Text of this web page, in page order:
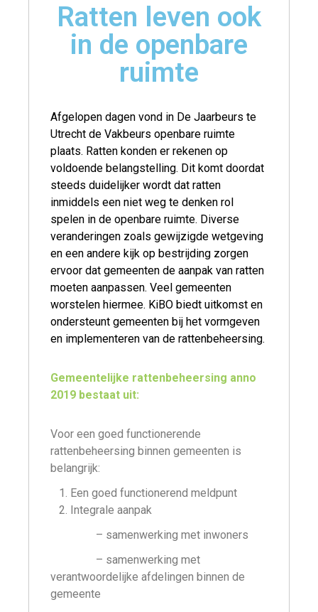
Ratten leven ook
in de openbare
ruimte
Afgelopen dagen vond in De Jaarbeurs te
Utrecht de Vakbeurs openbare ruimte
plaats. Ratten konden er rekenen op
voldoende belangstelling. Dit komt doordat
steeds duidelijker wordt dat ratten
inmiddels een niet weg te denken rol
spelen in de openbare ruimte. Diverse
veranderingen zoals gewijzigde wetgeving
en een andere kijk op bestrijding zorgen
ervoor dat gemeenten de aanpak van ratten
moeten aanpassen. Veel gemeenten
worstelen hiermee. KiBO biedt uitkomst en
ondersteunt gemeenten bij het vormgeven
en implementeren van de rattenbeheersing.
Gemeentelijke rattenbeheersing anno
2019 bestaat uit:
Voor een goed functionerende
rattenbeheersing binnen gemeenten is
belangrijk:
Een goed functionerend meldpunt
Integrale aanpak
– samenwerking met inwoners
– samenwerking met
verantwoordelijke afdelingen binnen de
gemeente